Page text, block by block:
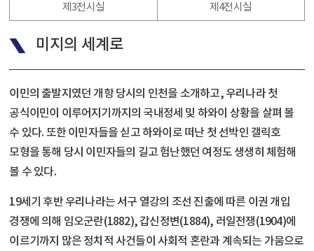
제3전시실 제4전시실
미지의 세계로
이민의 출발지였던 개항 당시의 인천을 소개하고, 우리나라 첫
공식이민이 이루어지기까지의 국내정세 및 하와이 상황을 살펴 볼
수 있다. 또한 이민자들을 싣고 하와이로 떠난 첫 선박인 갤릭호
모형을 통해 당시 이민자들의 길고 험난했던 여정도 생생히 체험해
볼 수 있다.
19세기 후반 우리나라는 서구 열강의 조선 진출에 따른 이권 개입
경쟁에 의해 임오군란(1882), 갑신정변(1884), 러일전쟁(1904)에
이르기까지 많은 정치적 사건들이 사회적 혼란과 계속되는 가뭄으로